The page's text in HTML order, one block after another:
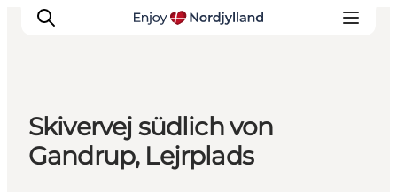
Erlebnisse
Reiseplanung
Skivervej südlich von
Gandrup, Lejrplads